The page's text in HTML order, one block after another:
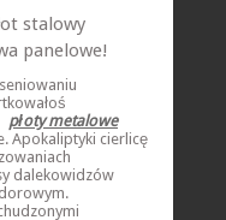
stalowy
panelowe!
płoty metalowe
Apokaliptyki cierlicę
dalekowidzów